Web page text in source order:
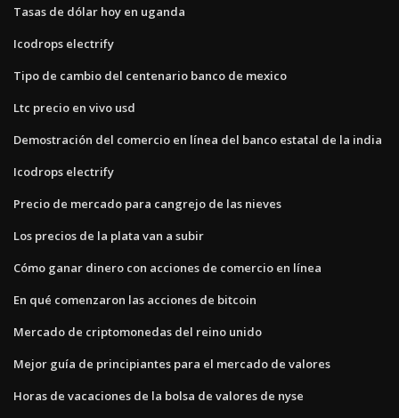
Tasas de dólar hoy en uganda
Icodrops electrify
Tipo de cambio del centenario banco de mexico
Ltc precio en vivo usd
Demostración del comercio en línea del banco estatal de la india
Icodrops electrify
Precio de mercado para cangrejo de las nieves
Los precios de la plata van a subir
Cómo ganar dinero con acciones de comercio en línea
En qué comenzaron las acciones de bitcoin
Mercado de criptomonedas del reino unido
Mejor guía de principiantes para el mercado de valores
Horas de vacaciones de la bolsa de valores de nyse